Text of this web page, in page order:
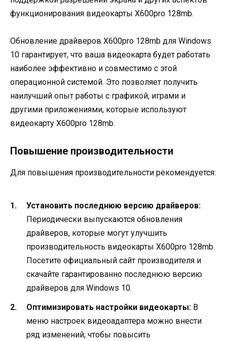
функционирования видеокарты X600pro 128mb.
Обновление драйверов X600pro 128mb для Windows
10 гарантирует, что ваша видеокарта будет работать
наиболее эффективно и совместимо с этой
операционной системой. Это позволяет получить
наилучший опыт работы с графикой, играми и
другими приложениями, которые используют
видеокарту X600pro 128mb.
Повышение производительности
Для повышения производительности рекомендуется:
Установить последнюю версию драйверов:
Периодически выпускаются обновления
драйверов, которые могут улучшить
производительность видеокарты X600pro 128mb.
Посетите официальный сайт производителя и
скачайте гарантированно последнюю версию
драйверов для Windows 10.
Оптимизировать настройки видеокарты: В
меню настроек видеоадаптера можно внести
ряд изменений, чтобы повысить